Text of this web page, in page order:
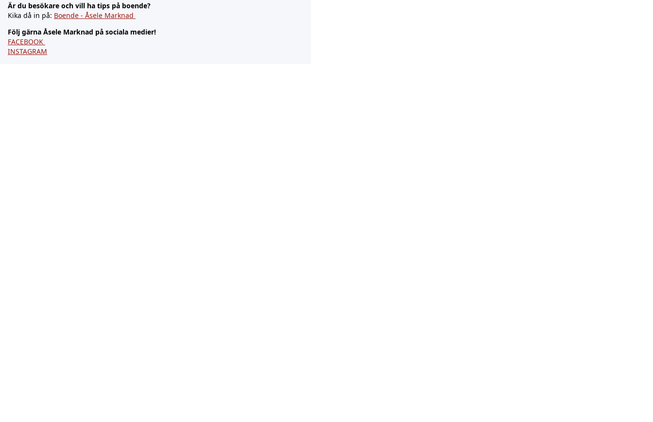
Är du besökare och vill ha tips på boende?
Kika då in på: Boende - Åsele Marknad
Följ gärna Åsele Marknad på sociala medier!
FACEBOOK
INSTAGRAM